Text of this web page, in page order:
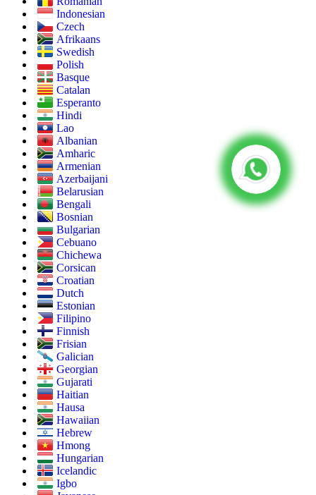
Indonesian
Czech
Afrikaans
Swedish
Polish
Basque
Catalan
Esperanto
Hindi
Lao
Albanian
Amharic
Armenian
Azerbaijani
Belarusian
Bengali
Bosnian
Bulgarian
Cebuano
Chichewa
Corsican
Croatian
Dutch
Estonian
Filipino
Finnish
Frisian
Galician
Georgian
Gujarati
Haitian
Hausa
Hawaiian
Hebrew
Hmong
Hungarian
Icelandic
Igbo